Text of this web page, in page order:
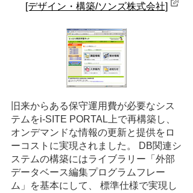
[デザイン・構築/ソンズ株式会社]
旧来からある保守運用費が必要なシス
テムをi-SITE PORTAL上で再構築し、
オンデマンドな情報の更新と提供をロ
ーコストに実現されました。 DB関連シ
ステムの構築にはライブラリー「外部
データベース編集プログラムフレー
ム」を基本にして、 標準仕様で実現し